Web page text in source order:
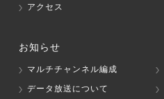
アクセス
お知らせ
マルチチャンネル編成
データ放送について